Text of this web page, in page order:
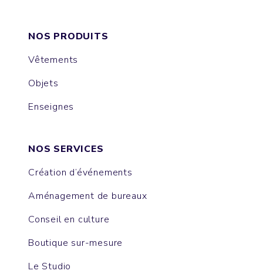
NOS PRODUITS
Vêtements
Objets
Enseignes
NOS SERVICES
Création d’événements
Aménagement de bureaux
Conseil en culture
Boutique sur-mesure
Le Studio